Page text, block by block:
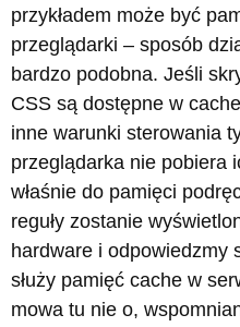
przykładem może być
przeglądarki – sposób
bardzo podobna. Jeśli
CSS są dostępne w
inne warunki sterowania
przeglądarka nie pobiera
właśnie do pamięci
reguły zostanie
hardware i odpowiedzmy
służy pamięć cache w
mowa tu nie o,